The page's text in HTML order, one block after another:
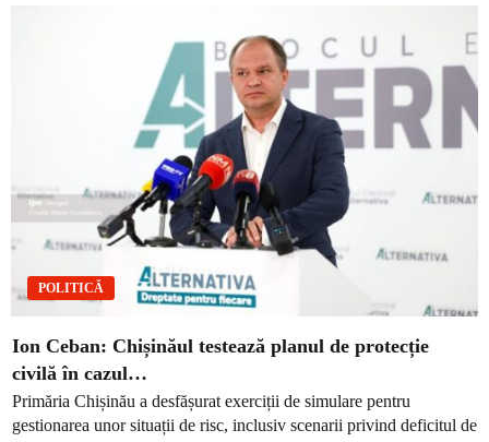
POLITICĂ
Ion Ceban: Chișinăul testează planul de protecție
civilă în cazul…
Primăria Chișinău a desfășurat exerciții de simulare pentru
gestionarea unor situații de risc, inclusiv scenarii privind deficitul de